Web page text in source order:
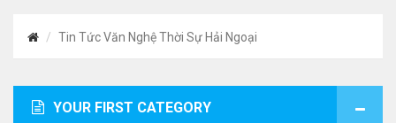
Tin Tức Văn Nghệ Thời Sự Hải Ngoại
YOUR FIRST CATEGORY